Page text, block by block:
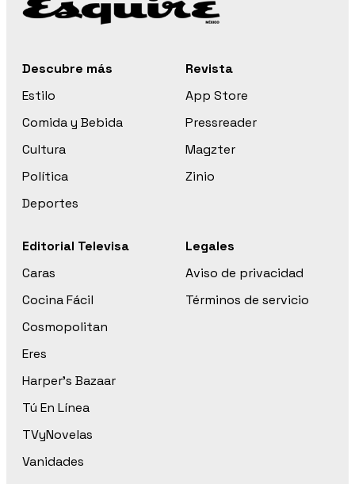
Descubre más
Estilo
Comida y Bebida
Cultura
Política
Deportes
Revista
App Store
Pressreader
Magzter
Zinio
Editorial Televisa
Caras
Cocina Fácil
Cosmopolitan
Eres
Harper’s Bazaar
Tú En Línea
TVyNovelas
Vanidades
Legales
Aviso de privacidad
Términos de servicio